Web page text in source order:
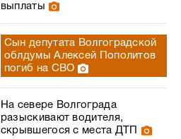
выплаты
Сын депутата Волгоградской
облдумы Алексей Пополитов
погиб на СВО
На севере Волгограда
разыскивают водителя,
скрывшегося с места ДТП